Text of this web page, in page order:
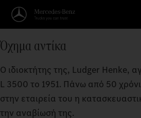
Όχημα αντίκα
Ο ιδιοκτήτης της, Ludger Henke,
L 3500 το 1951. Πάνω από 50
στην εταιρεία του η
την αναβίωσή της.